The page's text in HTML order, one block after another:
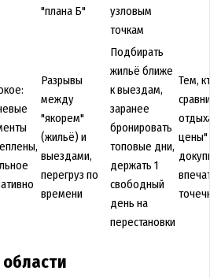
"плана Б"
узловым
точкам
Разрывы
между
"якорем"
(жильё) и
выездами,
перегруз по
времени
Подбирать
жильё ближе
к выездам,
заранее
бронировать
топовые дни,
держать 1
свободный
день на
перестановки
Тем,
цены"